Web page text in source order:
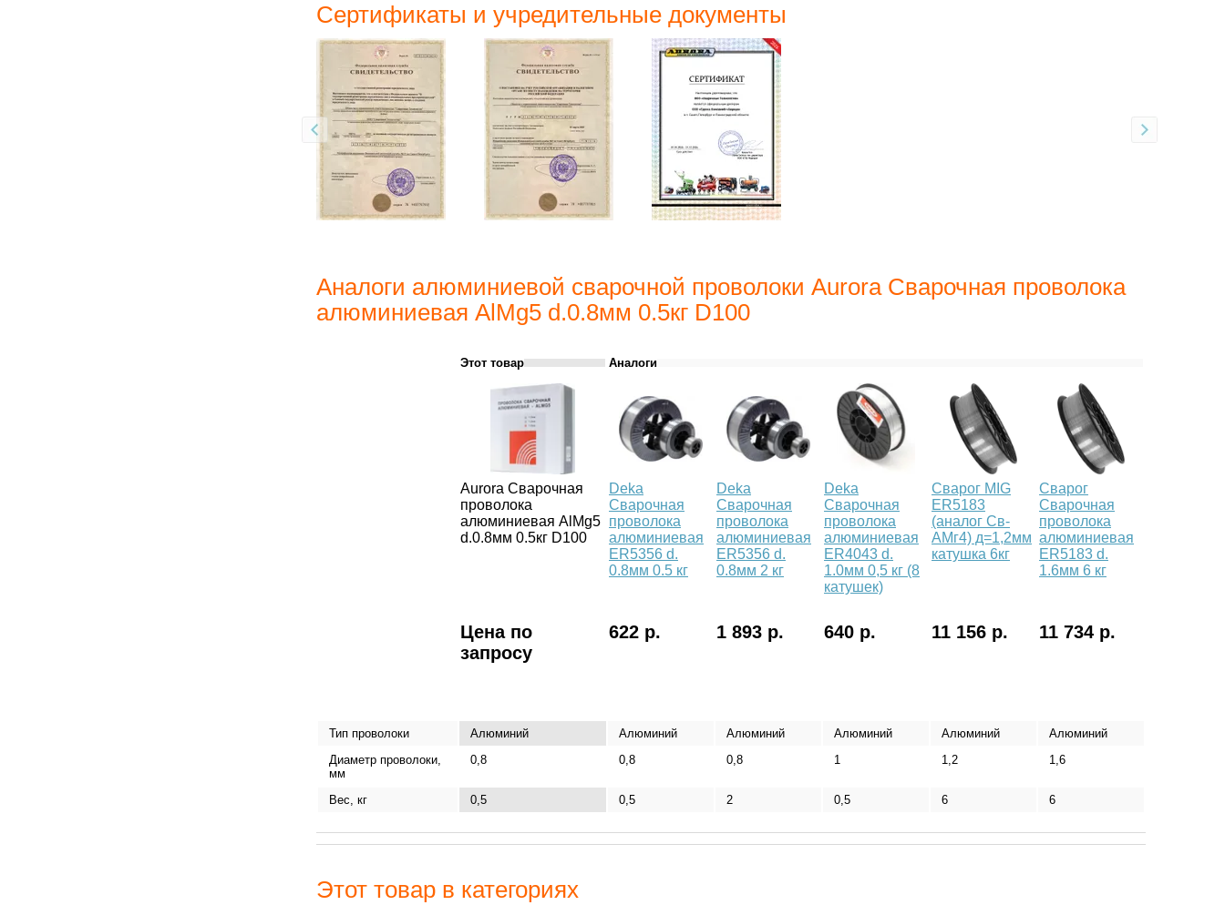
Сертификаты и учредительные документы
Аналоги алюминиевой сварочной проволоки Aurora Сварочная проволока
алюминиевая AlMg5 d.0.8мм 0.5кг D100
Этот товар Аналоги
Aurora Сварочная
проволока
алюминиевая AlMg5
d.0.8мм 0.5кг D100
Deka
Сварочная
проволока
алюминиевая
ER5356 d.
0.8мм 0.5 кг
Deka
Сварочная
проволока
алюминиевая
ER5356 d.
0.8мм 2 кг
Deka
Сварочная
проволока
алюминиевая
ER4043 d.
1.0мм 0,5 кг (8
катушек)
Сварог MIG
ER5183
(аналог Св-
АМг4) д=1,2мм
катушка 6кг
Сварог
Сварочная
проволока
алюминиевая
ER5183 d.
1.6мм 6 кг
Цена по
запросу
622 р. 1 893 р. 640 р. 11 156 р. 11 734 р.
Тип проволоки Алюминий Алюминий Алюминий Алюминий Алюминий
Алюминий
Диаметр проволоки,
мм
0,8 0,8 0,8 1 1,2 1,6
Вес, кг 0,5 0,5 2 0,5 6 6
Этот товар в категориях